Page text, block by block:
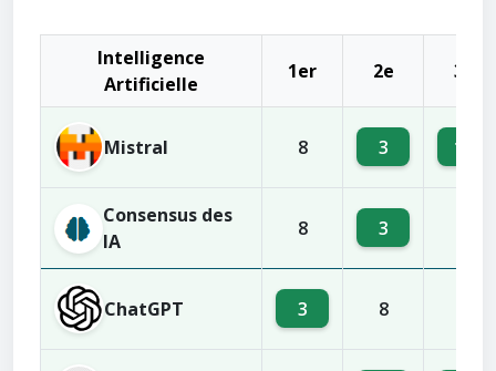
Intelligence
Artificielle
1er 2e 3e
Mistral 8 3 15
Consensus des
IA
8 3
ChatGPT 3 8